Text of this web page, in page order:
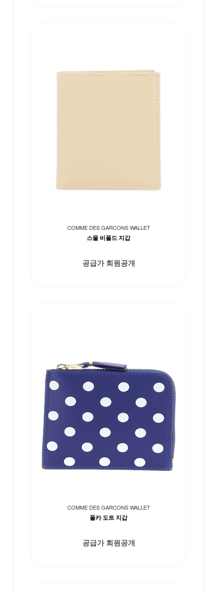
COMME DES GARCONS WALLET
스몰 비폴드 지갑
공급가 회원공개
COMME DES GARCONS WALLET
폴카 도트 지갑
공급가 회원공개